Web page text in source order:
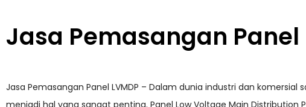
Jasa Pemasangan Panel
Jasa Pemasangan Panel LVMDP – Dalam dunia industri dan